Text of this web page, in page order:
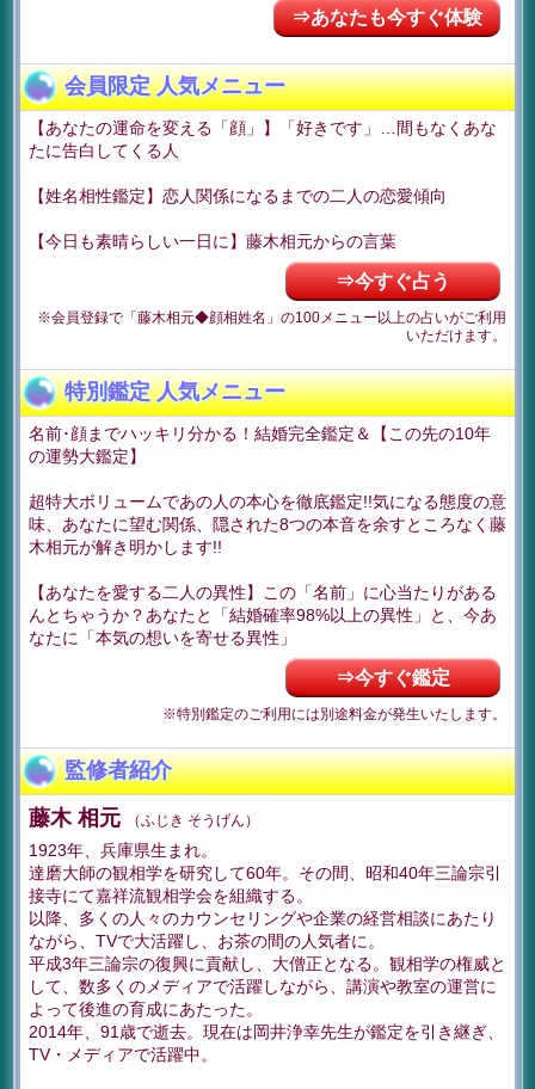
⇒あなたも今すぐ体験
会員限定 人気メニュー
【あなたの運命を変える「顔」】「好きです」…間もなくあな
たに告白してくる人
【姓名相性鑑定】恋人関係になるまでの二人の恋愛傾向
【今日も素晴らしい一日に】藤木相元からの言葉
⇒今すぐ占う
※会員登録で「藤木相元◆顔相姓名」の100メニュー以上の占いがご利用
いただけます。
特別鑑定 人気メニュー
名前･顔までハッキリ分かる！結婚完全鑑定＆【この先の10年
の運勢大鑑定】
超特大ボリュームであの人の本心を徹底鑑定!!気になる態度の意
味、あなたに望む関係、隠された8つの本音を余すところなく藤
木相元が解き明かします!!
【あなたを愛する二人の異性】この「名前」に心当たりがある
んとちゃうか？あなたと「結婚確率98%以上の異性」と、今あ
なたに「本気の想いを寄せる異性」
⇒今すぐ鑑定
※特別鑑定のご利用には別途料金が発生いたします。
監修者紹介
藤木 相元 （ふじき そうげん）
1923年、兵庫県生まれ。
達磨大師の観相学を研究して60年。その間、昭和40年三論宗引
接寺にて嘉祥流観相学会を組織する。
以降、多くの人々のカウンセリングや企業の経営相談にあたり
ながら、TVで大活躍し、お茶の間の人気者に。
平成3年三論宗の復興に貢献し、大僧正となる。観相学の権威と
して、数多くのメディアで活躍しながら、講演や教室の運営に
よって後進の育成にあたった。
2014年、91歳で逝去。現在は岡井浄幸先生が鑑定を引き継ぎ、
TV・メディアで活躍中。